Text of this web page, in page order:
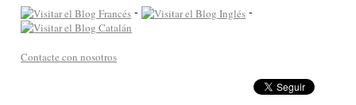
- -
Contacte con nosotros